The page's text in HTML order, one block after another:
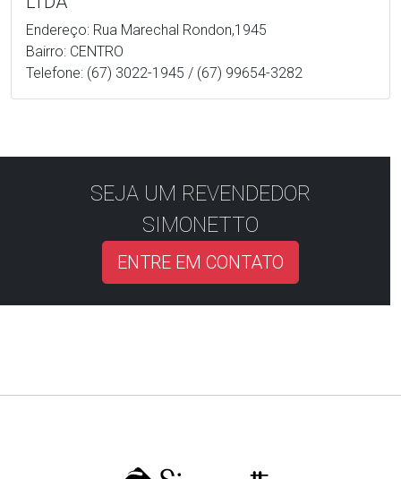
Endereço: Rua Marechal Rondon,1945
Bairro: CENTRO
Telefone: (67) 3022-1945 / (67) 99654-3282
SEJA UM REVENDEDOR
SIMONETTO
ENTRE EM CONTATO